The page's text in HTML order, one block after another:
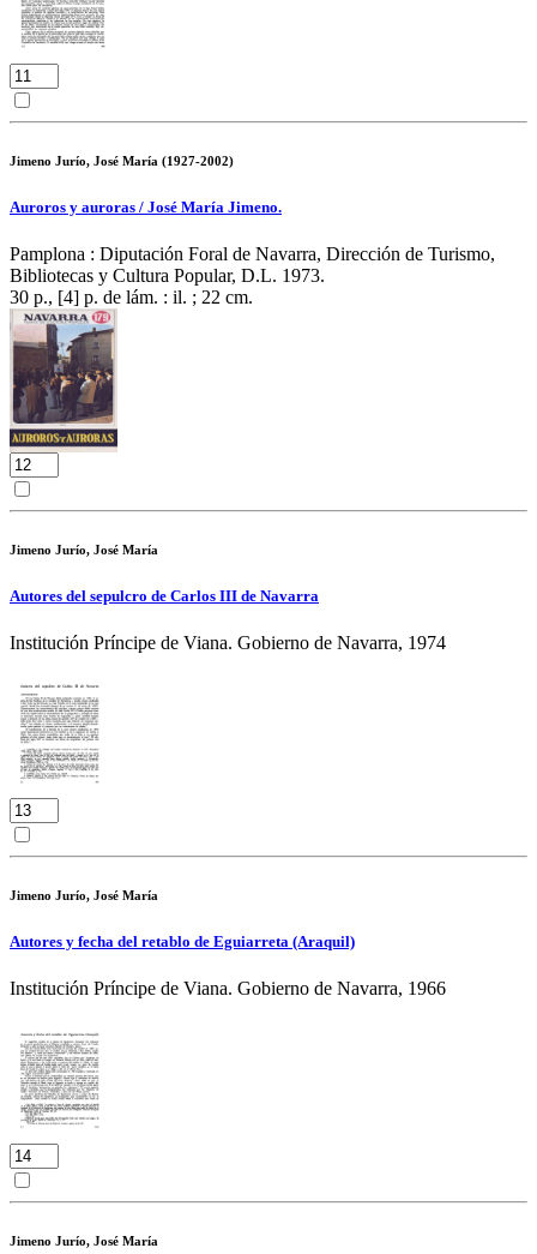
Jimeno Jurío, José María (1927-2002)
Auroros y auroras / José María Jimeno.
Pamplona : Diputación Foral de Navarra, Dirección de Turismo,
Bibliotecas y Cultura Popular, D.L. 1973.
30 p., [4] p. de lám. : il. ; 22 cm.
Jimeno Jurío, José María
Autores del sepulcro de Carlos III de Navarra
Institución Príncipe de Viana. Gobierno de Navarra, 1974
Jimeno Jurío, José María
Autores y fecha del retablo de Eguiarreta (Araquil)
Institución Príncipe de Viana. Gobierno de Navarra, 1966
Jimeno Jurío, José María